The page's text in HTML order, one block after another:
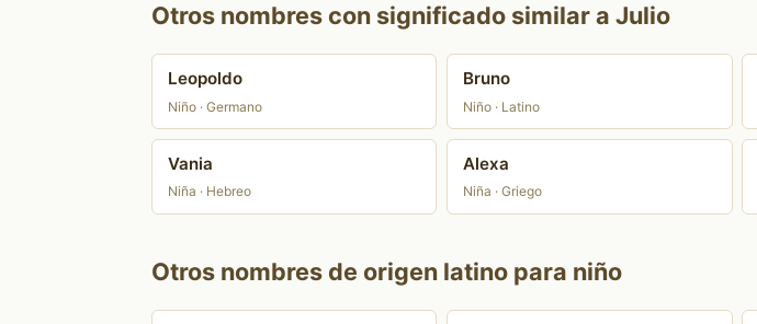
Otros nombres con significado similar a Julio
Leopoldo
Niño · Germano
Bruno
Niño · Latino
Vania
Niña · Hebreo
Alexa
Niña · Griego
Otros nombres de origen latino para niño